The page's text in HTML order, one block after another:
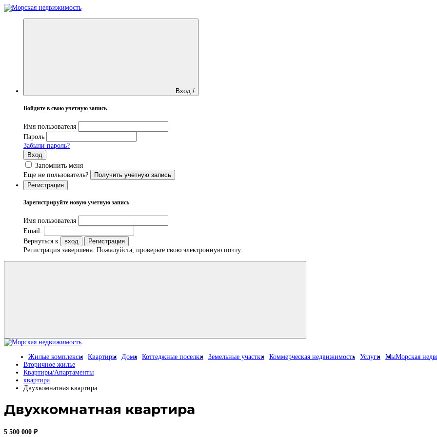
Вход /
Войдите в свою учетную запись
Имя пользователя
Пароль
Забыли пароль?
Вход
Запомнить меня
Еще не пользователь?
Получить учетную запись
Регистрация
Зарегистрируйте новую учетную запись
Имя пользователя
Email:
Вернуться к
вход
Регистрация
Регистрация завершена. Пожалуйста, проверьте свою электронную почту.
Жилые комплексы Квартиры Дома Коттеджные поселки Земельные участки Коммерческая недвижимость Услуги МыМорская
Вторичное жилье
Квартиры/Апартаменты
квартира
Двухкомнатная квартира
Двухкомнатная квартира
5 500 000 ₽